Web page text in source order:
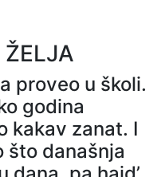
proveo u školi.
godina
kakav zanat. I
što današnja